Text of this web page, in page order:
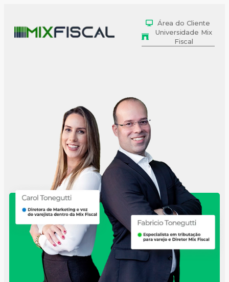
Área do Cliente
Universidade Mix
Fiscal